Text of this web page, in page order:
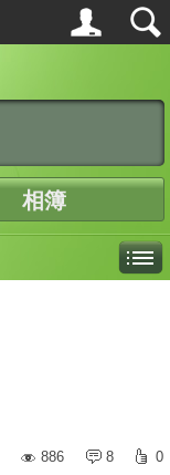
相簿
886
8 0